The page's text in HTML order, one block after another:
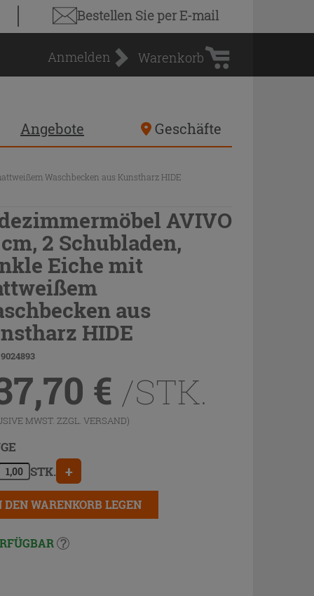
Bestellen Sieper E-mail
Anmelden
Warenkorb
Warenkorb
Angebote Geschäfte
Waschbecken aus Kunstharz HIDE
AVIVO
2 Schubladen,
Eiche mit
aus
HIDE
€ /STK.
MWST. ZZGL. VERSAND)
STK. +
DEN WARENKORB LEGEN